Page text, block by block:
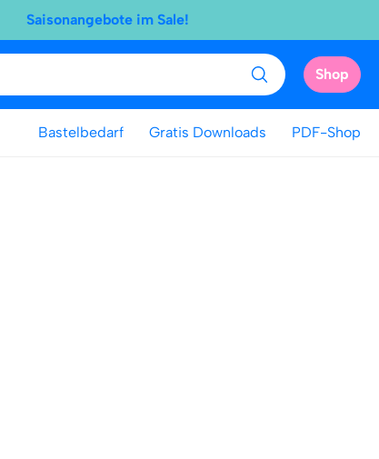
Saisonangebote im Sale!
Shop
Bastelbedarf Gratis Downloads PDF-Shop